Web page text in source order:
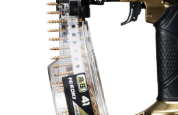
研磨(コードレス)
ブロワ(コードレス)
クリーナー・集じん(コードレス)
切断・圧着(コードレス)
切削・ホゾ穴(コードレス)
釘打機・ねじ打機・タッカ(コードレス)
刈払機・草刈機
チェンソー
のこぎり
高圧洗浄機
締付け・穴あけ・ハツリ用
集じん・エアダスタ用
切断・曲げ・圧着用
釘打機・エア工具用
重要なお知らせ
修理からのお知らせ
修理終了機種のお知らせ